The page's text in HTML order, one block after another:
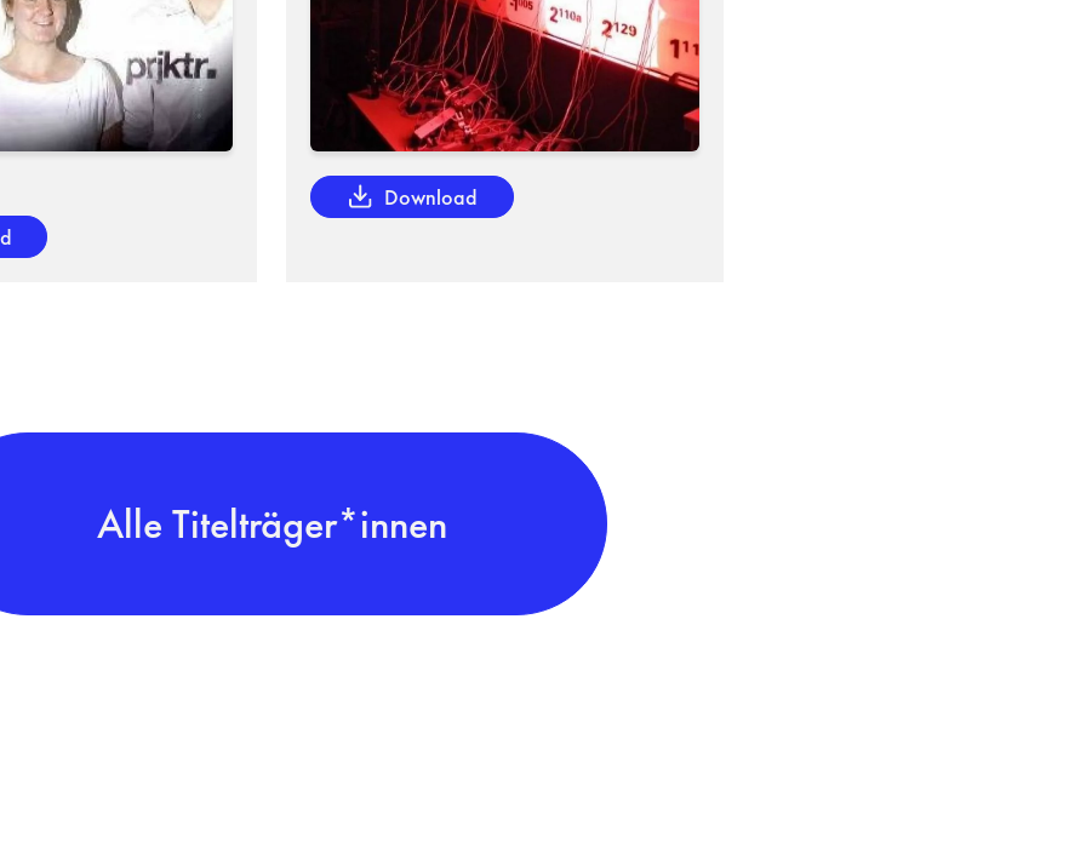
Download
Alle Titelträger*innen